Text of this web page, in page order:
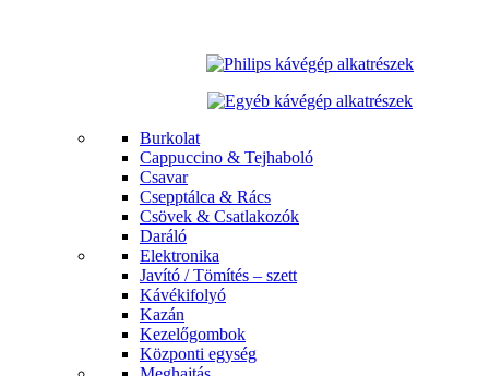
Burkolat
Cappuccino & Tejhaboló
Csavar
Csepptálca & Rács
Csövek & Csatlakozók
Daráló
Elektronika
Javító / Tömítés – szett
Kávékifolyó
Kazán
Kezelőgombok
Központi egység